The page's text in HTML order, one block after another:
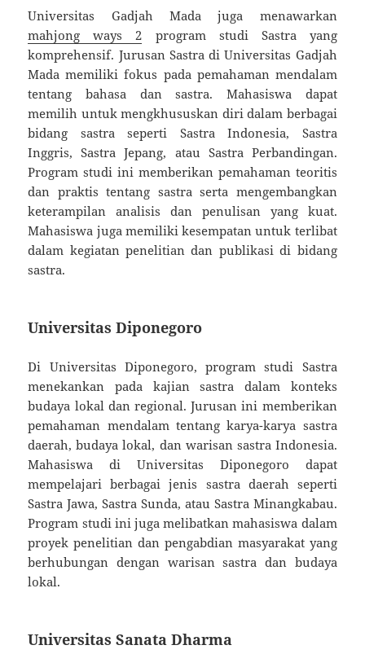
Universitas Gadjah Mada juga menawarkan
mahjong ways 2 program studi Sastra yang
komprehensif. Jurusan Sastra di Universitas Gadjah
Mada memiliki fokus pada pemahaman mendalam
tentang bahasa dan sastra. Mahasiswa dapat
memilih untuk mengkhususkan diri dalam berbagai
bidang sastra seperti Sastra Indonesia, Sastra
Inggris, Sastra Jepang, atau Sastra Perbandingan.
Program studi ini memberikan pemahaman teoritis
dan praktis tentang sastra serta mengembangkan
keterampilan analisis dan penulisan yang kuat.
Mahasiswa juga memiliki kesempatan untuk terlibat
dalam kegiatan penelitian dan publikasi di bidang
sastra.
Universitas Diponegoro
Di Universitas Diponegoro, program studi Sastra
menekankan pada kajian sastra dalam konteks
budaya lokal dan regional. Jurusan ini memberikan
pemahaman mendalam tentang karya-karya sastra
daerah, budaya lokal, dan warisan sastra Indonesia.
Mahasiswa di Universitas Diponegoro dapat
mempelajari berbagai jenis sastra daerah seperti
Sastra Jawa, Sastra Sunda, atau Sastra Minangkabau.
Program studi ini juga melibatkan mahasiswa dalam
proyek penelitian dan pengabdian masyarakat yang
berhubungan dengan warisan sastra dan budaya
lokal.
Universitas Sanata Dharma